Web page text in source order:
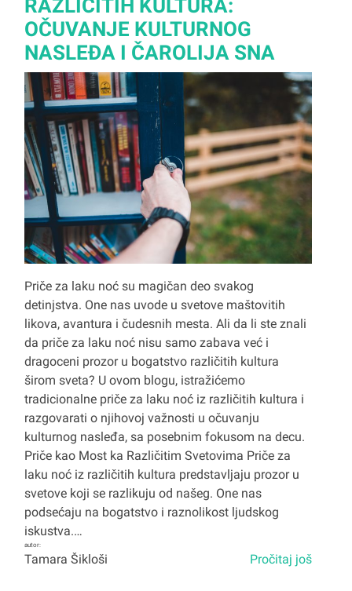
RAZLIČITIH KULTURA:
OČUVANJE KULTURNOG
NASLEĐA I ČAROLIJA SNA
Priče za laku noć su magičan deo svakog
detinjstva. One nas uvode u svetove maštovitih
likova, avantura i čudesnih mesta. Ali da li ste znali
da priče za laku noć nisu samo zabava već i
dragoceni prozor u bogatstvo različitih kultura
širom sveta? U ovom blogu, istražićemo
tradicionalne priče za laku noć iz različitih kultura i
razgovarati o njihovoj važnosti u očuvanju
kulturnog nasleđa, sa posebnim fokusom na decu.
Priče kao Most ka Različitim Svetovima Priče za
laku noć iz različitih kultura predstavljaju prozor u
svetove koji se razlikuju od našeg. One nas
podsećaju na bogatstvo i raznolikost ljudskog
iskustva.…
Pročitaj još
autor:
Tamara Šikloši